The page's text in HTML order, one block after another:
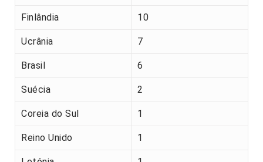
Finlândia 10
Ucrânia 7
Brasil 6
Suécia 2
Coreia do Sul 1
Reino Unido 1